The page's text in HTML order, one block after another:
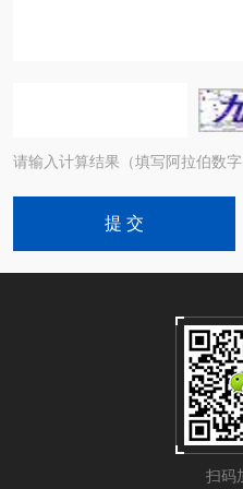
请输入计算结果（填写阿拉伯数
扫码